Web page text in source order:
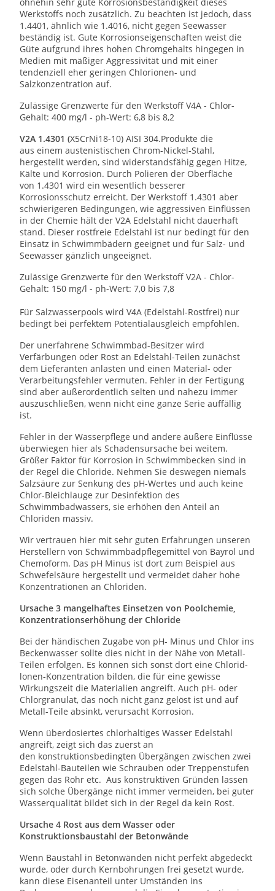
Werkstoffs noch zusätzlich. Zu beachten ist jedoch, dass
1.4401, ähnlich wie 1.4016, nicht gegen Seewasser
beständig ist. Gute Korrosionseigenschaften weist die
Güte aufgrund ihres hohen Chromgehalts hingegen in
Medien mit mäßiger Aggressivität und mit einer
tendenziell eher geringen Chlorionen- und
Salzkonzentration auf.
Zulässige Grenzwerte für den Werkstoff V4A - Chlor-
Gehalt: 400 mg/l - ph-Wert: 6,8 bis 8,2
V2A 1.4301 (X5CrNi18-10) AISI 304.Produkte die
aus einem austenistischen Chrom-Nickel-Stahl,
hergestellt werden, sind widerstandsfähig gegen Hitze,
Kälte und Korrosion. Durch Polieren der Oberfläche
von 1.4301 wird ein wesentlich besserer
Korrosionsschutz erreicht. Der Werkstoff 1.4301 aber
schwierigeren Bedingungen, wie aggressiven Einflüssen
in der Chemie hält der V2A Edelstahl nicht dauerhaft
stand. Dieser rostfreie Edelstahl ist nur bedingt für den
Einsatz in Schwimmbädern geeignet und für Salz- und
Seewasser gänzlich ungeeignet.
Zulässige Grenzwerte für den Werkstoff V2A - Chlor-
Gehalt: 150 mg/l - ph-Wert: 7,0 bis 7,8
Für Salzwasserpools wird V4A (Edelstahl-Rostfrei) nur
bedingt bei perfektem Potentialausgleich empfohlen.
Der unerfahrene Schwimmbad-Besitzer wird
Verfärbungen oder Rost an Edelstahl-Teilen zunächst
dem Lieferanten anlasten und einen Material- oder
Verarbeitungsfehler vermuten. Fehler in der Fertigung
sind aber außerordentlich selten und nahezu immer
auszuschließen, wenn nicht eine ganze Serie auffällig
ist.
Fehler in der Wasserpflege und andere äußere Einflüsse
überwiegen hier als Schadensursache bei weitem.
Größer Faktor für Korrosion in Schwimmbecken sind in
der Regel die Chloride. Nehmen Sie deswegen niemals
Salzsäure zur Senkung des pH-Wertes und auch keine
Chlor-Bleichlauge zur Desinfektion des
Schwimmbadwassers, sie erhöhen den Anteil an
Chloriden massiv.
Wir vertrauen hier mit sehr guten Erfahrungen unseren
Herstellern von Schwimmbadpflegemittel von Bayrol und
Chemoform. Das pH Minus ist dort zum Beispiel aus
Schwefelsäure hergestellt und vermeidet daher hohe
Konzentrationen an Chloriden.
Ursache 3 mangelhaftes Einsetzen von Poolchemie,
Konzentrationserhöhung der Chloride
Bei der händischen Zugabe von pH- Minus und Chlor ins
Beckenwasser sollte dies nicht in der Nähe von Metall-
Teilen erfolgen. Es können sich sonst dort eine Chlorid-
lonen-Konzentration bilden, die für eine gewisse
Wirkungszeit die Materialien angreift. Auch pH- oder
Chlorgranulat, das noch nicht ganz gelöst ist und auf
Metall-Teile absinkt, verursacht Korrosion.
Wenn überdosiertes chlorhaltiges Wasser Edelstahl
angreift, zeigt sich das zuerst an
den konstruktionsbedingten Übergängen zwischen zwei
Edelstahl-Bauteilen wie Schrauben oder Treppenstufen
gegen das Rohr etc. Aus konstruktiven Gründen lassen
sich solche Übergänge nicht immer vermeiden, bei guter
Wasserqualität bildet sich in der Regel da kein Rost.
Ursache 4 Rost aus dem Wasser oder
Konstruktionsbaustahl der Betonwände
Wenn Baustahl in Betonwänden nicht perfekt abgedeckt
wurde, oder durch Kernbohrungen frei gesetzt wurde,
kann diese Eisenanteil unter Umständen ins